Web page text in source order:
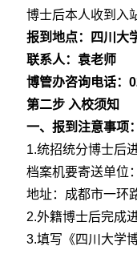
博士后本人收到入
报到地点：四川大
联系人：袁老师
博管办咨询电话：
第二步 入校须知
一、报到注意事项：
1.统招统分博士后
档案机要寄送单位
地址：成都市一环
2.外籍博士后完成
3.填写《四川大学